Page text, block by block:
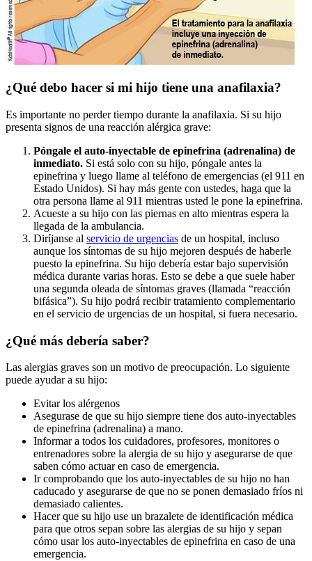
¿Qué debo hacer si mi hijo tiene una anafilaxia?
Es importante no perder tiempo durante la anafilaxia. Si su hijo
presenta signos de una reacción alérgica grave:
Póngale el auto-inyectable de epinefrina (adrenalina) de
inmediato. Si está solo con su hijo, póngale antes la
epinefrina y luego llame al teléfono de emergencias (el 911 en
Estado Unidos). Si hay más gente con ustedes, haga que la
otra persona llame al 911 mientras usted le pone la epinefrina.
Acueste a su hijo con las piernas en alto mientras espera la
llegada de la ambulancia.
Diríjanse al servicio de urgencias de un hospital, incluso
aunque los síntomas de su hijo mejoren después de haberle
puesto la epinefrina. Su hijo debería estar bajo supervisión
médica durante varias horas. Esto se debe a que suele haber
una segunda oleada de síntomas graves (llamada “reacción
bifásica”). Su hijo podrá recibir tratamiento complementario
en el servicio de urgencias de un hospital, si fuera necesario.
¿Qué más debería saber?
Las alergias graves son un motivo de preocupación. Lo siguiente
puede ayudar a su hijo:
Evitar los alérgenos
Asegurase de que su hijo siempre tiene dos auto-inyectables
de epinefrina (adrenalina) a mano.
Informar a todos los cuidadores, profesores, monitores o
entrenadores sobre la alergia de su hijo y asegurarse de que
saben cómo actuar en caso de emergencia.
Ir comprobando que los auto-inyectables de su hijo no han
caducado y asegurarse de que no se ponen demasiado fríos ni
demasiado calientes.
Hacer que su hijo use un brazalete de identificación médica
para que otros sepan sobre las alergias de su hijo y sepan
cómo usar los auto-inyectables de epinefrina en caso de una
emergencia.